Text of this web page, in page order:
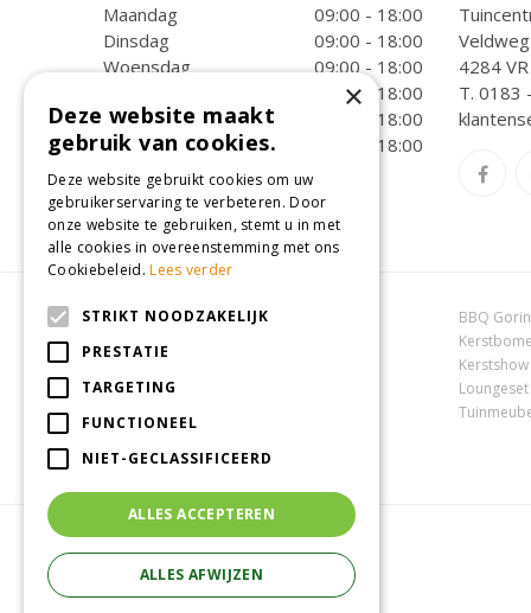
Maandag
09:00 - 18:00
Dinsdag
09:00 - 18:00
Woensdag
09:00 - 18:00
09:00 - 18:00
Vrijdag
09:00 - 18:00
Zaterdag
09:00 - 18:00
Toon alle openingstijden
4284
T. 0183
Dierenwinkel Oosterhout
Tuincentrum Zuid-Holland
BBQ
×
Deze website maakt
gebruik van cookies.
Deze website gebruikt cookies om uw
gebruikerservaring te verbeteren. Door
onze website te gebruiken, stemt u in met
alle cookies in overeenstemming met ons
Cookiebeleid.Lees verder
STRIKT NOODZAKELIJK
PRESTATIE
TARGETING
FUNCTIONEEL
NIET-GECLASSIFICEERD
ALLES ACCEPTEREN
ALLES AFWIJZEN